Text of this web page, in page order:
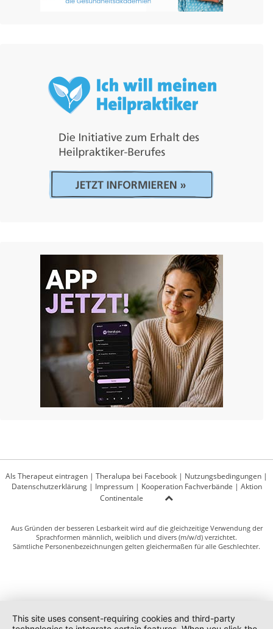
Als Therapeut eintragen | Theralupa bei Facebook | Nutzungsbedingungen |
Datenschutzerklärung| Impressum| Kooperation Fachverbände | Aktion
Continentale
Aus Gründen der besseren Lesbarkeit wird auf die gleichzeitige Verwendung der
Sprachformen männlich, weiblich und divers (m/w/d) verzichtet.
Sämtliche Personenbezeichnungen gelten gleichermaßen für alle Geschlechter.
This site uses consent-requiring cookies and third-party